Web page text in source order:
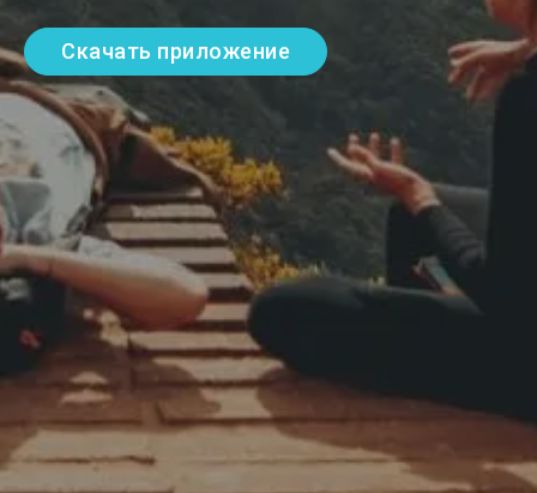
Скачать приложение